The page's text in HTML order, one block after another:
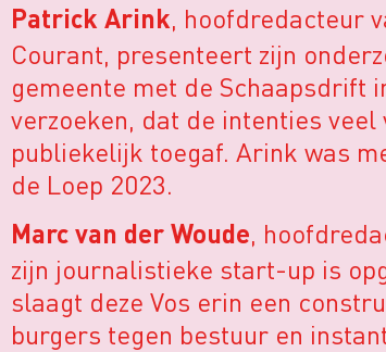
Patrick Arink, hoofdredacteur
Courant, presenteert zijn
gemeente met de Schaapsdrift
verzoeken, dat de intenties
publiekelijk toegaf. Arink was
de Loep 2023.
Marc van der Woude,
zijn journalistieke start-up is
slaagt deze Vos erin een
burgers tegen bestuur en